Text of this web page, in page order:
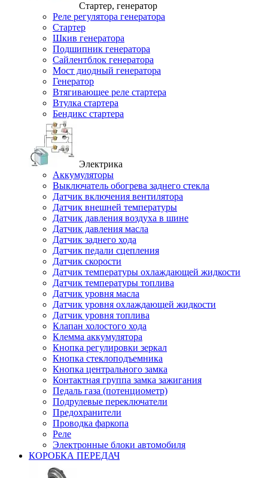
Стартер, генератор
Реле регулятора генератора
Стартер
Шкив генератора
Подшипник генератора
Сайлентблок генератора
Мост диодный генератора
Генератор
Втягивающее реле стартера
Втулка стартера
Бендикс стартера
Электрика
Аккумуляторы
Выключатель обогрева заднего стекла
Датчик включения вентилятора
Датчик внешней температуры
Датчик давления воздуха в шине
Датчик давления масла
Датчик заднего хода
Датчик педали сцепления
Датчик скорости
Датчик температуры охлаждающей жидкости
Датчик температуры топлива
Датчик уровня масла
Датчик уровня охлаждающей жидкости
Датчик уровня топлива
Клапан холостого хода
Клемма аккумулятора
Кнопка регулировки зеркал
Кнопка стеклоподъемника
Кнопка центрального замка
Контактная группа замка зажигания
Педаль газа (потенциометр)
Подрулевые переключатели
Предохранители
Проводка фаркопа
Реле
Электронные блоки автомобиля
КОРОБКА ПЕРЕДАЧ